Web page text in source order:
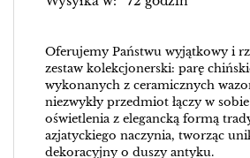
Oferujemy Państwu wyjątkowy i
zestaw kolekcjonerski: parę
wykonanych z ceramicznych
niezwykły przedmiot łączy w
oświetlenia z elegancką formą
azjatyckiego naczynia, tworząc
dekoracyjny o duszy antyku.